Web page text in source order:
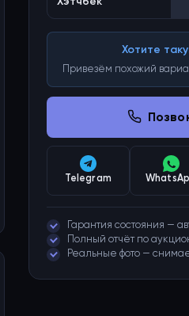
Хотите
Привезём похожий
Telegram
Гарантия состояния —
Полный отчёт по
Реальные фото —